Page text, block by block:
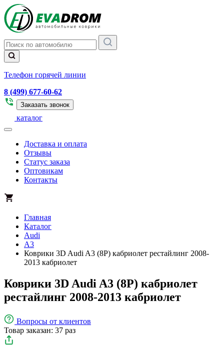
Телефон горячей линии
8 (499) 677-60-62
Заказать звонок
каталог
Доставка и оплата
Отзывы
Статус заказа
Оптовикам
Контакты
Главная
Каталог
Audi
A3
Коврики 3D Audi A3 (8P) кабриолет рестайлинг 2008-
2013 кабриолет
Коврики 3D Audi A3 (8P) кабриолет
рестайлинг 2008-2013 кабриолет
Вопросы от клиентов
Товар заказан: 37 раз